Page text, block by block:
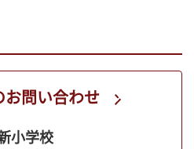
お問い合わせ
小学校